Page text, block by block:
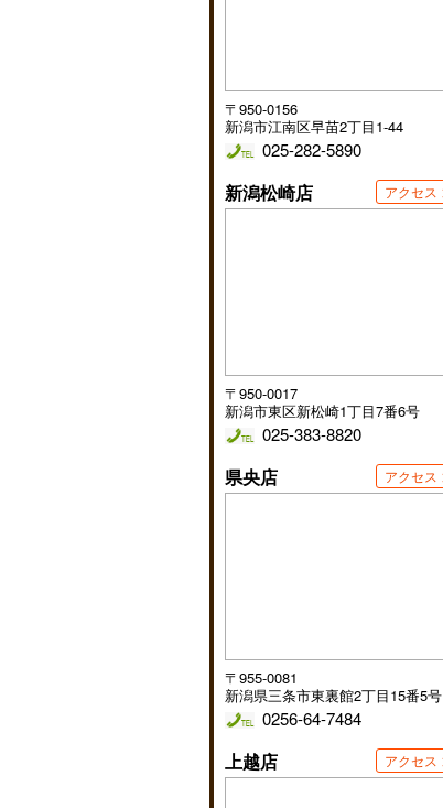
〒950-0156
新潟市江南区早苗2丁目1-44
025-282-5890
新潟松崎店 アクセス
〒950-0017
新潟市東区新松崎1丁目7番6号
025-383-8820
県央店 アクセス
〒955-0081
新潟県三条市東裏館2丁目15番5号
0256-64-7484
上越店 アクセス